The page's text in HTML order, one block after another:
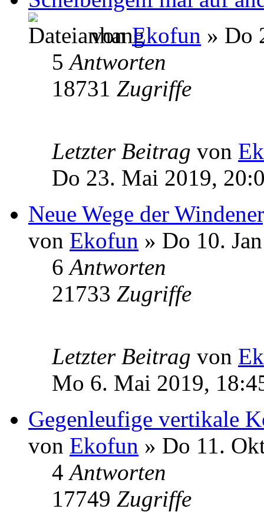
vonEkofun » Do
5Antworten
18731 Zugriffe
Letzter Beitrag von
Do 23. Mai 2019,
Neue Wege der
von Ekofun » Do 10.
6Antworten
21733 Zugriffe
Letzter Beitrag von
Mo 6. Mai 2019,
Gegenleufige vertikale
von Ekofun » Do 11.
4Antworten
17749 Zugriffe